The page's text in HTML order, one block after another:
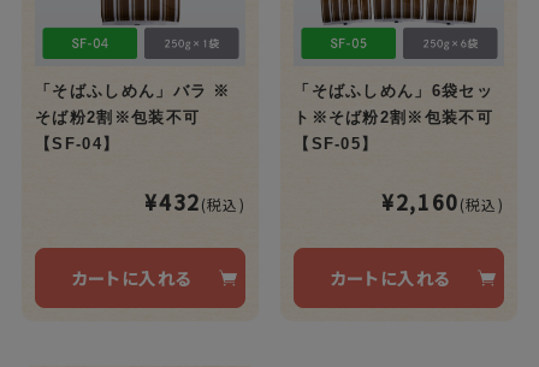
「そばふしめん」バラ ※
そば粉2割※包装不可
【SF-04】
¥432(税込)
カートに入れる
「そばふしめん」6袋セッ
ト※そば粉2割※包装不可
【SF-05】
¥2,160(税込)
カートに入れる